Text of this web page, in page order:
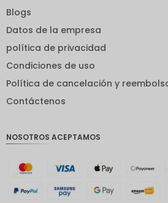
EUR
IDR
franco
suizo
CANALL
Blogs
Datos de la empresa
política de privacidad
Condiciones de uso
Política de cancelación y
Contáctenos
NOSOTROS ACEPTAMOS